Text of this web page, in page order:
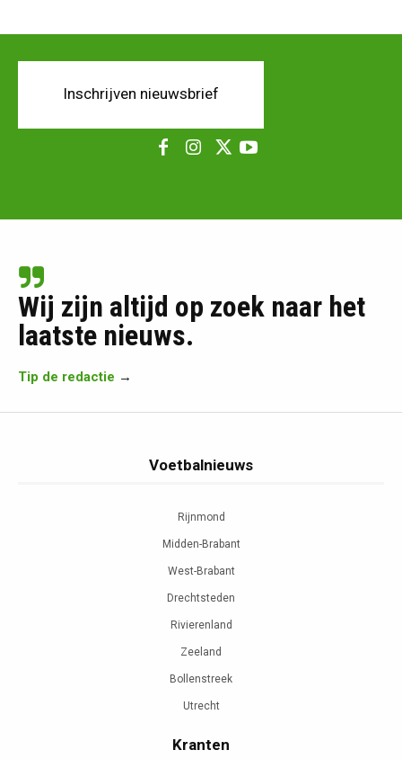
Inschrijven nieuwsbrief
Wij zijn altijd op zoek naar het
laatste nieuws.
Tip de redactie →
Voetbalnieuws
Rijnmond
Midden-Brabant
West-Brabant
Drechtsteden
Rivierenland
Zeeland
Bollenstreek
Utrecht
Kranten